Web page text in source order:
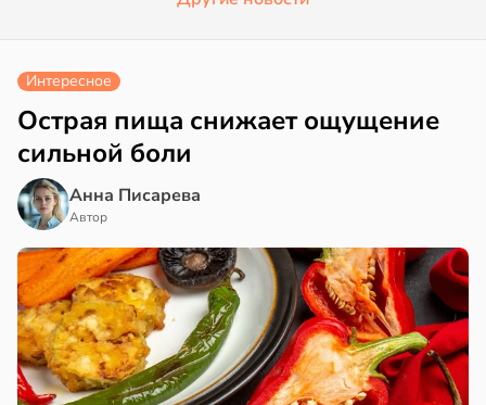
Интересное
Острая пища снижает ощущение
сильной боли
Анна Писарева
Автор